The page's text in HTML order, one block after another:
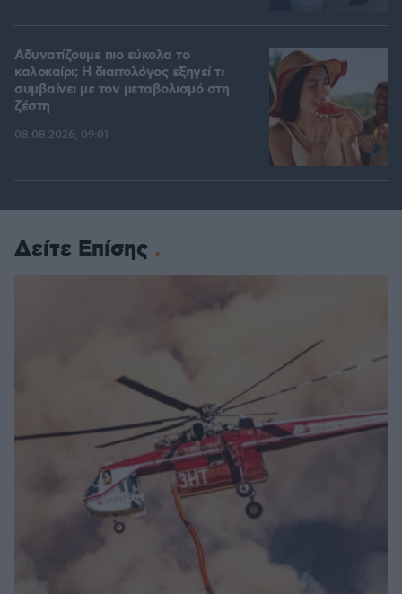
Αδυνατίζουμε πιο εύκολα το
καλοκαίρι; Η διαιτολόγος εξηγεί τι
συμβαίνει με τον μεταβολισμό στη
ζέστη
08.08.2026, 09:01
Δείτε Επίσης